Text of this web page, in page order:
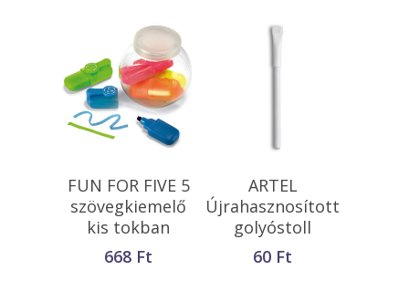
Kosárba
Teszem
FUN FOR FIVE 5
szövegkiemelő
kis tokban
668 Ft
Opciók Választása
ARTEL
Újrahasznosított
golyóstoll
60 Ft